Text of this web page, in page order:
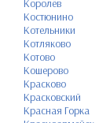
Королёв
Костюнино
Котельники
Котляково
Котово
Кошерово
Красково
Красковский
Красная Горка